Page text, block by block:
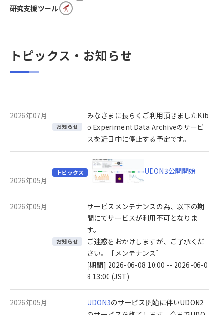
研究支援ツール
トピックス・お知らせ
2026年07月
お知らせ
みなさまに長らくご利用頂きましたKib
o Experiment Data Archiveのサービ
スを近日中に停止する予定です。
2026年05月
トピックス UDON3公開開始
2026年05月
お知らせ
サービスメンテナンスの為、以下の期
間にてサービスが利用不可となりま
す。
ご迷惑をおかけしますが、ご了承くだ
さい。［メンテナンス］
[期間] 2026-06-08 10:00 -- 2026-06-0
8 13:00 (JST)
2026年05月 UDON3のサービス開始に伴いUDON2